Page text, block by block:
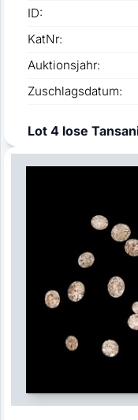
ID:
KatNr:
Auktionsjahr:
Zuschlagsdatum:
Lot 4 lose